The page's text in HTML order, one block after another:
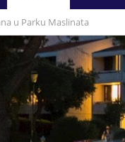
u Parku Maslinata